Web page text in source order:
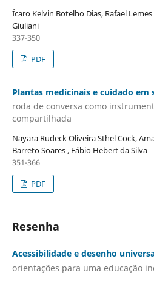
Ícaro Kelvin Botelho Dias, Rafael
Giuliani
337-350
PDF
Plantas medicinais e cuidado em
roda de conversa como
compartilhada
Nayara Rudeck Oliveira Sthel Cock,
Barreto Soares , Fábio Hebert da Silva
351-366
PDF
Resenha
Acessibilidade e desenho
orientações para uma educação